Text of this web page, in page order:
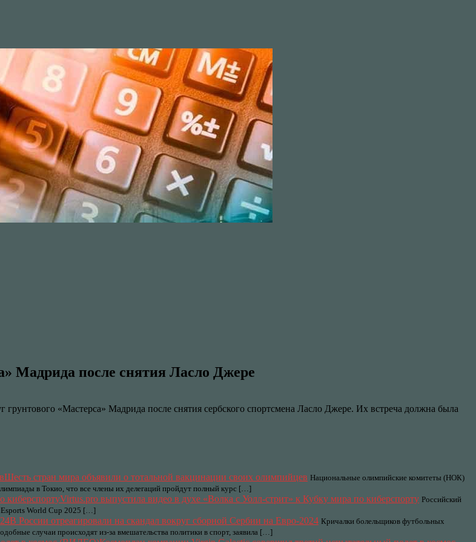
Мадрида после снятия Ласло Джере
«Мастерса» Мадрида после снятия сербского спортсмена Ласло Джере. Их встреча должна была
Шесть стран мира объявили о тотальной вакцинации своих олимпийцев Национальные олимпийские комитеты (НОК)
в Токио, что все члены их делегаций пройдут полный курс […]
Virtus.pro выпустила видео в духе «Волка с Уолл-стрит» к Кубку мира по киберспорту Российский
Esports World Cup 2025 […]
В России отреагировали на скандал вокруг сборной Сербии на Евро-2024 Кричалки болельщиков футбольных
случаи происходят из-за вмешательства политики в спорт, заявила […]